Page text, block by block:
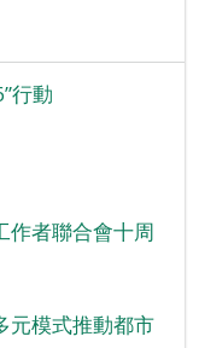
行動
作者聯合會十周
元模式推動都市